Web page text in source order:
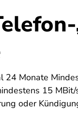
24 Monate
15 MBit/
oder